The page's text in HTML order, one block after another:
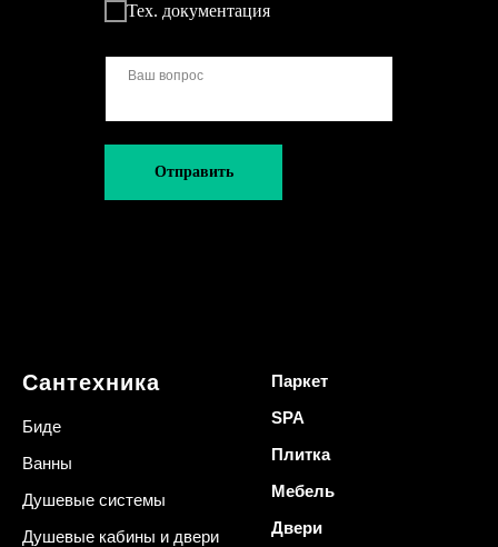
Тех. документация
Отправить
Сантехника
Биде
Ванны
Душевые системы
Душевые кабины и двери
Паркет
SPA
Плитка
Мебель
Двери